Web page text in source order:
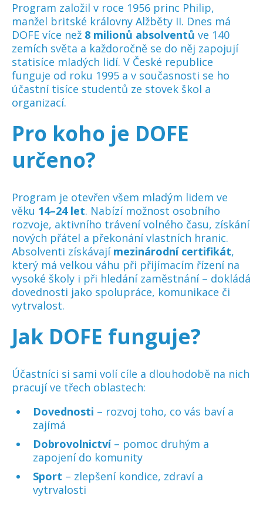
Program založil v roce 1956 princ Philip,
manžel britské královny Alžběty II. Dnes má
DOFE více než 8 milionů absolventů ve 140
zemích světa a každoročně se do něj zapojují
statisíce mladých lidí. V České republice
funguje od roku 1995 a v současnosti se ho
účastní tisíce studentů ze stovek škol a
organizací.
Pro koho je DOFE
určeno?
Program je otevřen všem mladým lidem ve
věku 14–24 let. Nabízí možnost osobního
rozvoje, aktivního trávení volného času, získání
nových přátel a překonání vlastních hranic.
Absolventi získávají mezinárodní certifikát,
který má velkou váhu při přijímacím řízení na
vysoké školy i při hledání zaměstnání – dokládá
dovednosti jako spolupráce, komunikace či
vytrvalost.
Jak DOFE funguje?
Účastníci si sami volí cíle a dlouhodobě na nich
pracují ve třech oblastech:
Dovednosti – rozvoj toho, co vás baví a
zajímá
Dobrovolnictví– pomoc druhým a
zapojení do komunity
Sport – zlepšení kondice, zdraví a
vytrvalosti